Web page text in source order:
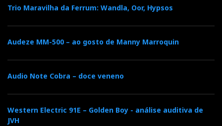
O Diabo está nos detalhes
Trio Maravilha da Ferrum: Wandla, Oor, Hypsos
Audeze MM-500 – ao gosto de Manny Marroquin
Audio Note Cobra – doce veneno
Western Electric 91E – Golden Boy - análise auditiva de
JVH